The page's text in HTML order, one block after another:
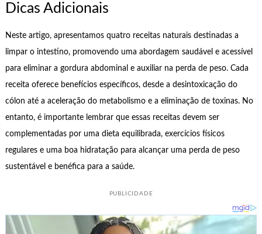
Dicas Adicionais
Neste artigo, apresentamos quatro receitas naturais destinadas a
limpar o intestino, promovendo uma abordagem saudável e acessível
para eliminar a gordura abdominal e auxiliar na perda de peso. Cada
receita oferece benefícios específicos, desde a desintoxicação do
cólon até a aceleração do metabolismo e a eliminação de toxinas. No
entanto, é importante lembrar que essas receitas devem ser
complementadas por uma dieta equilibrada, exercícios físicos
regulares e uma boa hidratação para alcançar uma perda de peso
sustentável e benéfica para a saúde.
PUBLICIDADE